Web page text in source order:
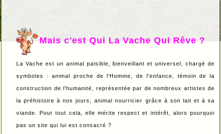
Mais c'est Qui La Vache Qui Rêve ?
La Vache est un animal paisible, bienveillant et universel, chargé de
symboles : animal proche de l'Homme, de l'enfance, témoin de la
construction de l'humanité, représentée par de nombreux artistes de
la préhistoire à nos jours, animal nourricier grâce à son lait et à sa
viande. Pour tout cela, elle mérite respect et intérêt, alors pourquoi
pas un site qui lui est consacré ?